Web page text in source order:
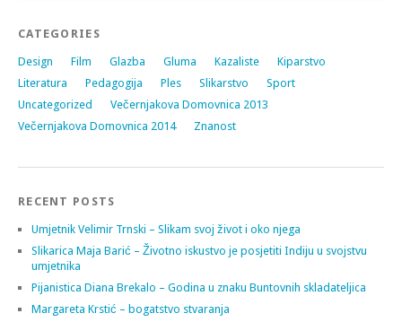
CATEGORIES
Design Film Glazba Gluma Kazaliste
Kiparstvo
Literatura
Pedagogija Ples Slikarstvo
Sport
Uncategorized
Večernjakova Domovnica 2013
Večernjakova Domovnica 2014
Znanost
RECENT POSTS
Umjetnik Velimir Trnski – Slikam svoj život i oko njega
Slikarica Maja Barić – Životno iskustvo je posjetiti Indiju u svojstvu
umjetnika
Pijanistica Diana Brekalo – Godina u znaku Buntovnih skladateljica
Margareta Krstić – bogatstvo stvaranja